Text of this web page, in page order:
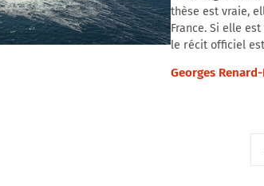
thèse est vraie,
France. Si elle
le récit officiel
Georges